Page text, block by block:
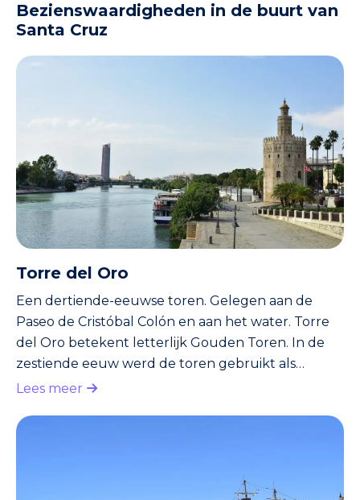
Bezienswaardigheden in de buurt van
Santa Cruz
Torre del Oro
Een dertiende-eeuwse toren. Gelegen aan de
Paseo de Cristóbal Colón en aan het water. Torre
del Oro betekent letterlijk Gouden Toren. In de
zestiende eeuw werd de toren gebruikt als
opslagplaats. De kostbaarste schatten, die geroofd
Amerika), vonden hun weg naar de Torre del Oro.
Tegenwoordig vind je in de Torre del Oro een klein
Lees meer